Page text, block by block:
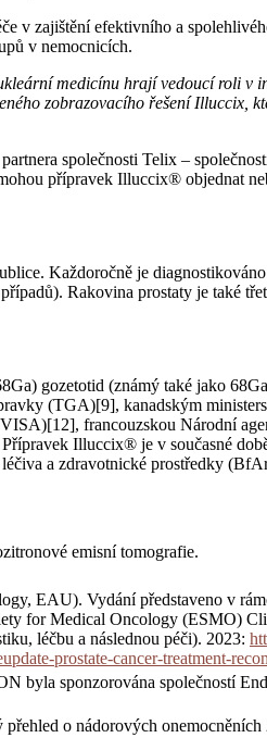
v zajištění efektivního a
v nemocnicích.
medicínu hrají vedoucí roli
zobrazovacího řešení Illuccix,
společnosti Telix –
přípravek Illuccix® objednat
Každoročně je
Rakovina prostaty je také
gozetotid (známý také jako
(TGA)[9], kanadským
francouzskou Národní
Illuccix® je v současné
a zdravotnické prostředky
emisní tomografie.
EAU). Vydání představeno v
for Medical Oncology (ESMO)
léčbu a následnou péči). 2023:
prostate-cancer-treatment-
byla sponzorována společností
o nádorových